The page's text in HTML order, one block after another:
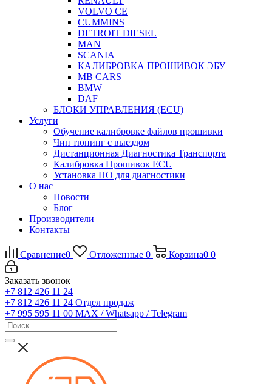
VOLVO CE
CUMMINS
DETROIT DIESEL
MAN
SCANIA
КАЛИБРОВКА ПРОШИВОК ЭБУ
MB CARS
BMW
DAF
БЛОКИ УПРАВЛЕНИЯ (ECU)
Услуги
Обучение калибровке файлов прошивки
Чип тюнинг с выездом
Дистанционная Диагностика Транспорта
Калибровка Прошивок ECU
Установка ПО для диагностики
О нас
Новости
Блог
Производители
Контакты
Сравнение0 Отложенные 0 Корзина0 0
Заказать звонок
+7 812 426 11 24
+7 812 426 11 24 Отдел продаж
+7 995 595 11 00 MAX / Whatsapp / Telegram